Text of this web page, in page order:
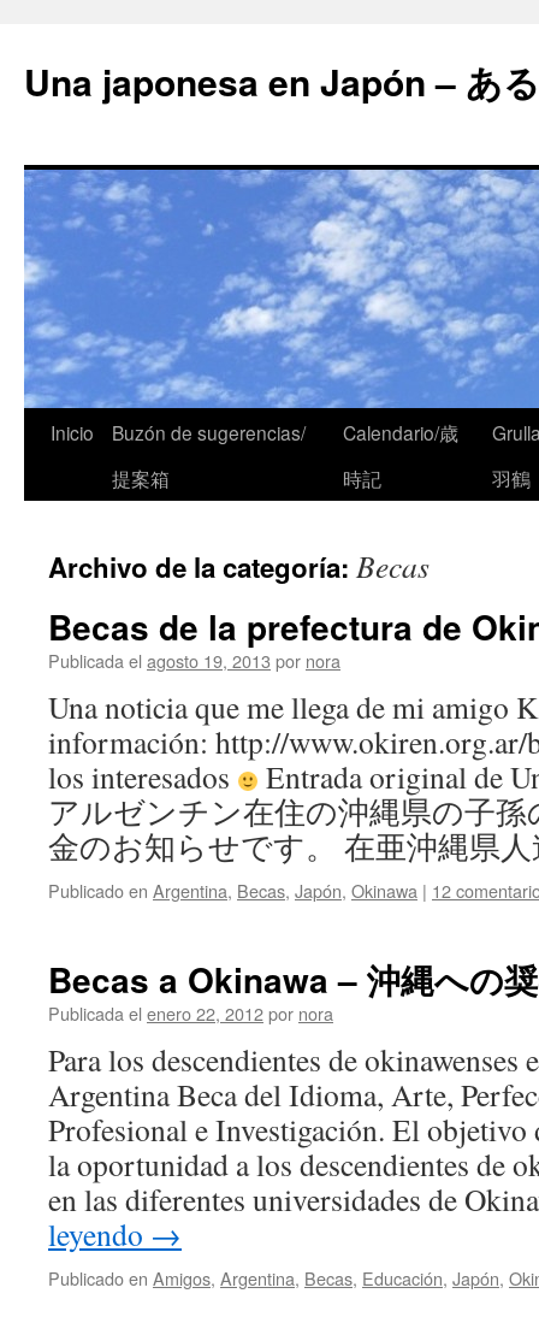
Una japonesa en Japón – あ
Inicio
Buzón de sugerencias/
提案箱
Calendario/歳
時記
羽鶴
Archivo de la categoría: Becas
Becas de la prefectura de
Publicada el agosto 19, 2013 por nora
Una noticia que me llega de mi amigo
información: http://www.okiren.org.ar/
los interesados
Entrada original de
アルゼンチン在住の沖縄県の子
金のお知らせです。 在亜沖縄県人
Publicado en Argentina, Becas, Japón, Okinawa | 12
Becas a Okinawa – 沖縄への
Publicada el enero 22, 2012por nora
Para los descendientes de okinawenses
Argentina Beca del Idioma, Arte,
Profesional e Investigación. El objetivo
la oportunidad a los descendientes de
en las diferentes universidades de
leyendo →
Publicado en Amigos, Argentina, Becas, Educación, Japón,